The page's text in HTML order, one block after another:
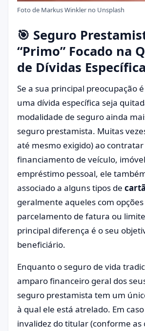
Foto de Markus Winkler no Unsplash
🎯 Seguro
“Primo” Focado na
de Dívidas
Se a sua principal preocupação
uma dívida específica seja
modalidade de seguro ainda
seguro prestamista. Muitas
até mesmo exigido) ao
financiamento de veículo,
empréstimo pessoal, ele
associado a alguns tipos de
geralmente aqueles com opções
parcelamento de fatura ou
principal diferença é o seu
beneficiário.
Enquanto o seguro de vida
amparo financeiro geral dos
seguro prestamista tem um
à qual ele está atrelado. Em
invalidez do titular (conforme as